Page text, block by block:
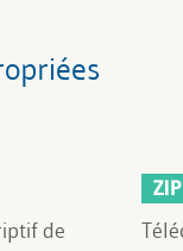
de
ZIP